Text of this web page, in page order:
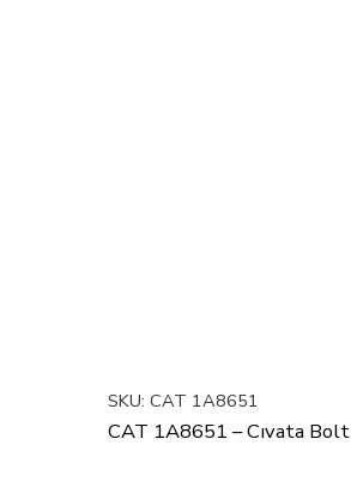
SKU: CAT 1A8651
CAT 1A8651 – Cıvata Bolt